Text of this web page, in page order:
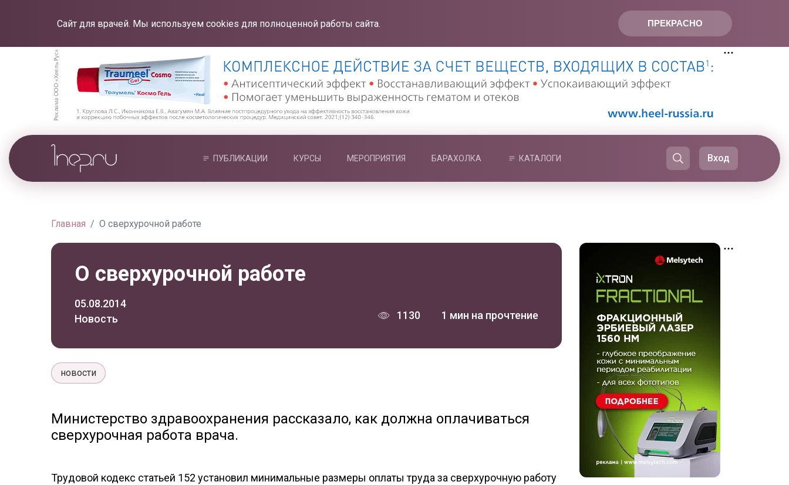
ПРЕКРАСНО
Сайт для врачей. Мы используем cookies для полноценной работы сайта.
ПУБЛИКАЦИИ КУРСЫ МЕРОПРИЯТИЯ БАРАХОЛКА КАТАЛОГИ Вход
Главная О сверхурочной работе
О сверхурочной работе
05.08.2014
Новость
1130 1 мин на прочтение
новости
Министерство здравоохранения рассказало, как должна оплачиваться
сверхурочная работа врача.
Трудовой кодекс статьей 152 установил минимальные размеры оплаты труда за сверхурочную работу